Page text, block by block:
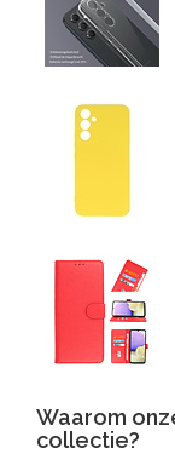
Waarom
collectie?